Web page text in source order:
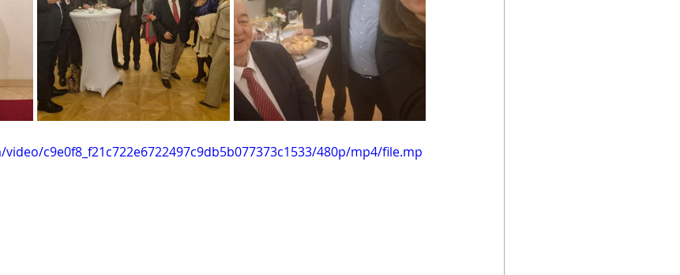
c9e0f8_f21c722e6722497c9db5b077373c1533/480p/mp4/file.mp